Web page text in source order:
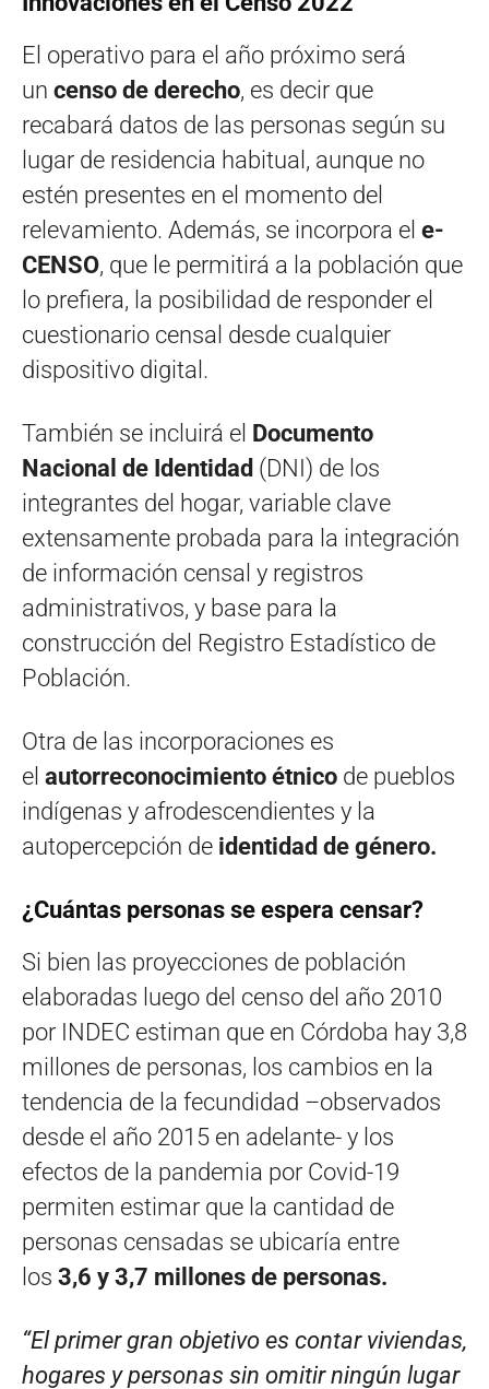
El operativo para el año próximo será
un censo de derecho, es decir que
recabará datos de las personas según su
lugar de residencia habitual, aunque no
estén presentes en el momento del
relevamiento. Además, se incorpora el e-
CENSO, que le permitirá a la población que
lo prefiera, la posibilidad de responder el
cuestionario censal desde cualquier
dispositivo digital.
También se incluirá el Documento
Nacional de Identidad (DNI) de los
integrantes del hogar, variable clave
extensamente probada para la integración
de información censal y registros
administrativos, y base para la
construcción del Registro Estadístico de
Población.
Otra de las incorporaciones es
el autorreconocimiento étnico de pueblos
indígenas y afrodescendientes y la
autopercepción de identidad de género.
¿Cuántas personas se espera censar?
Si bien las proyecciones de población
elaboradas luego del censo del año 2010
por INDEC estiman que en Córdoba hay 3,8
millones de personas, los cambios en la
tendencia de la fecundidad –observados
desde el año 2015 en adelante- y los
efectos de la pandemia por Covid-19
permiten estimar que la cantidad de
personas censadas se ubicaría entre
los 3,6 y 3,7 millones de personas.
“El primer gran objetivo es contar viviendas,
hogares y personas sin omitir ningún lugar